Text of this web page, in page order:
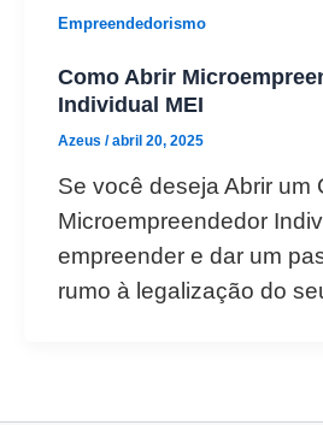
Empreendedorismo
Como Abrir
Individual MEI
Azeus /abril 20, 2025
Se você deseja Abrir um
Microempreendedor
empreender e dar um
rumo à legalização do